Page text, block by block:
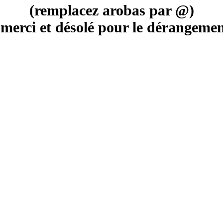
(remplacez arobas par @)
et désolé pour le